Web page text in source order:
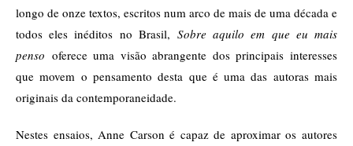
longo de onze textos, escritos num arco de mais de uma década e
todos eles inéditos no Brasil, Sobre aquilo em que eu mais
penso oferece uma visão abrangente dos principais interesses
que movem o pensamento desta que é uma das autoras mais
originais da contemporaneidade.
Nestes ensaios, Anne Carson é capaz de aproximar os autores